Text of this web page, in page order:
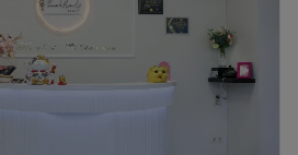
10:00
10:00– 19:00
Geschlossen
in Berlin‑Friedrichshain ist eine
mit Anspruch: Rasur,